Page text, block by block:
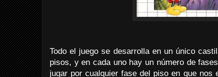
Todo el juego se desarrolla en un único
pisos, y en cada uno hay un número de
jugar por cualquier fase del piso en que nos